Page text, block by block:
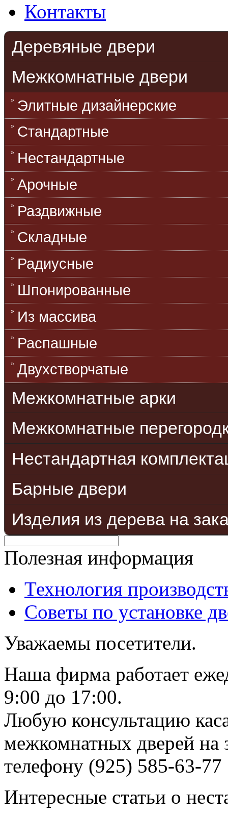
Контакты
Деревяные двери
Межкомнатные двери
Элитные дизайнерские
Стандартные
Нестандартные
Арочные
Раздвижные
Складные
Радиусные
Шпонированные
Из массива
Распашные
Двухстворчатые
Межкомнатные арки
Межкомнатные
Нестандартная
Барные двери
Изделия из дерева на
Полезная информация
Технология
Советы по установке
Уважаемы посетители.
Наша фирма работает
9:00 до 17:00.
Любую консультацию
межкомнатных дверей на
телефону (925) 585-63-77
Интересные статьи о